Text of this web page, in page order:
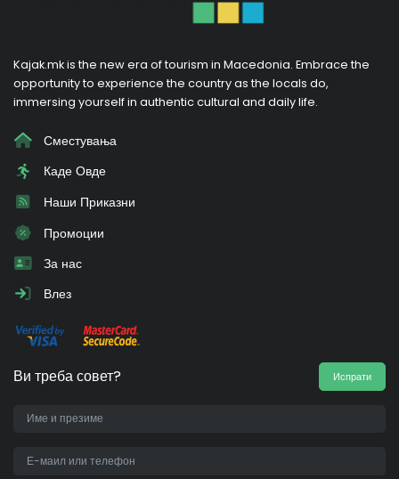
Kajak.mk is the new era of tourism in Macedonia. Embrace the
opportunity to experience the country as the locals do,
immersing yourself in authentic cultural and daily life.
Сместувања
Каде Овде
Наши Приказни
Промоции
За нас
Влез
Ви треба совет? Испрати